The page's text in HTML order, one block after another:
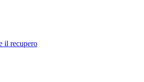
il recupero